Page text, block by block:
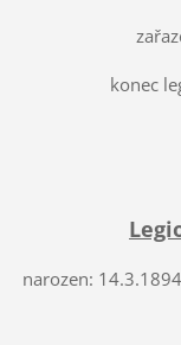
konec
narozen: